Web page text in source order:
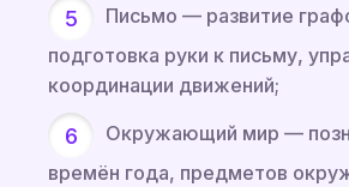
Письмо — развитие
подготовка руки к письму,
координации движений;
Окружающий мир —
времён года, предметов